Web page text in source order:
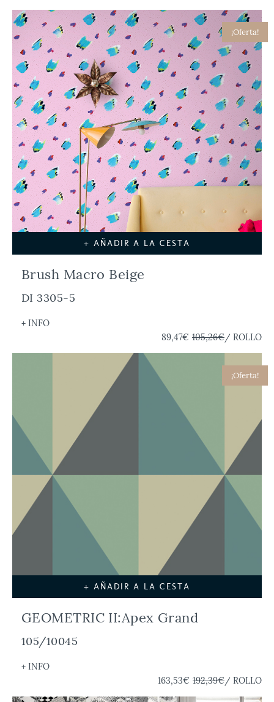
¡Oferta!
+ AÑADIR A LA CESTA
Brush Macro Beige
DI 3305-5
+ INFO
89,47€ 105,26€/ ROLLO
¡Oferta!
+ AÑADIR A LA CESTA
GEOMETRIC II:Apex Grand
105/10045
+ INFO
163,53€ 192,39€/ ROLLO